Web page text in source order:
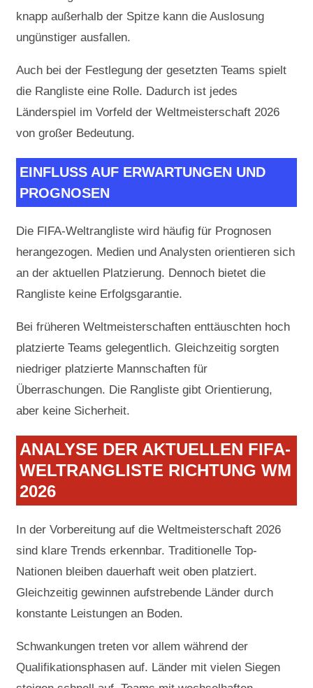
knapp außerhalb der Spitze kann die Auslosung
ungünstiger ausfallen.
Auch bei der Festlegung der gesetzten Teams spielt
die Rangliste eine Rolle. Dadurch ist jedes
Länderspiel im Vorfeld der Weltmeisterschaft 2026
von großer Bedeutung.
EINFLUSS AUF ERWARTUNGEN UND
PROGNOSEN
Die FIFA-Weltrangliste wird häufig für Prognosen
herangezogen. Medien und Analysten orientieren sich
an der aktuellen Platzierung. Dennoch bietet die
Rangliste keine Erfolgsgarantie.
Bei früheren Weltmeisterschaften enttäuschten hoch
platzierte Teams gelegentlich. Gleichzeitig sorgten
niedriger platzierte Mannschaften für
Überraschungen. Die Rangliste gibt Orientierung,
aber keine Sicherheit.
ANALYSE DER AKTUELLEN FIFA-
WELTRANGLISTE RICHTUNG WM
2026
In der Vorbereitung auf die Weltmeisterschaft 2026
sind klare Trends erkennbar. Traditionelle Top-
Nationen bleiben dauerhaft weit oben platziert.
Gleichzeitig gewinnen aufstrebende Länder durch
konstante Leistungen an Boden.
Schwankungen treten vor allem während der
Qualifikationsphasen auf. Länder mit vielen Siegen